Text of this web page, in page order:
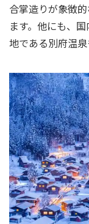
合掌造りが象徴
ます。他にも、
地である別府温泉